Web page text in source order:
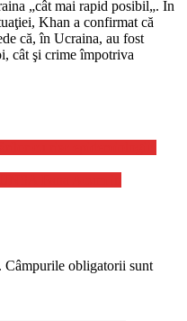
„cât mai rapid posibil„. În
Khan a confirmat că
că, în Ucraina, au fost
cât şi crime împotriva
Câmpurile obligatorii sunt